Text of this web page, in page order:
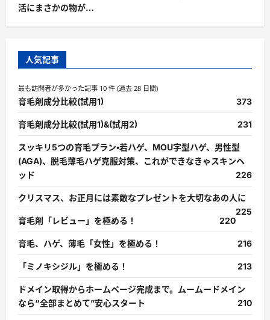
活にまさかの物が…
人気記事
最も訪問者が多かった記事 10 件 (過去 28 日間)
育毛剤成分比較(試用1) 373
育毛剤成分比較(試用1)&(試用2) 231
スッキリ5つの育毛プラン・若ハゲ、MOU字型ハゲ、男性型
(AGA)、脱毛薄毛ハゲ克服対策、これができなきゃスキンヘ
ッド
226
クリスマス、お正月には素敵なプレゼントを大切なあの人に
225
育毛剤「レビュー」を極める！
220
育毛、ハゲ、薄毛「女性」を極める！ 216
「ミノキシジル」を極める！ 213
ドメイン取得からホームページ完成まで。ムームードメイン
なら“全部まとめて”安心スタート
210